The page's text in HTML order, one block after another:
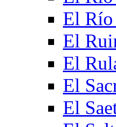
El Río
El
El
El
El